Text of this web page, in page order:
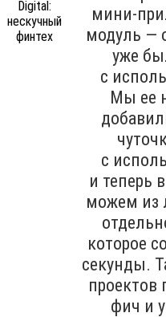
мини-
модуль —
уже
с
Мы ее
с
и теперь
можем из
которое
секунды.
проектов
фич и